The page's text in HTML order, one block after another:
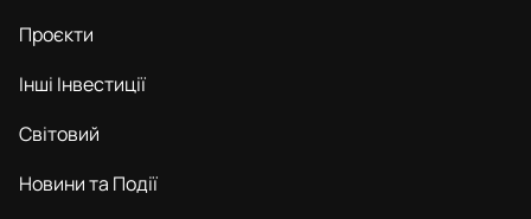
Проєкти
Інші Інвестиції
Світовий
Новини та Події